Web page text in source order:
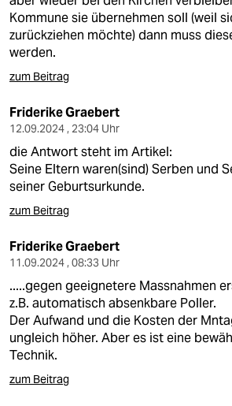
Kommune sie übernehmen soll (weil
zurückziehen möchte) dann muss
werden.
zum Beitrag
Friderike Graebert
12.09.2024 , 23:04 Uhr
die Antwort steht im Artikel:
Seine Eltern waren(sind) Serben und
seiner Geburtsurkunde.
zum Beitrag
Friderike Graebert
11.09.2024 , 08:33 Uhr
.....gegen geeignetere Massnahmen
z.B. automatisch absenkbare Poller.
Der Aufwand und die Kosten der
ungleich höher. Aber es ist eine
Technik.
zum Beitrag